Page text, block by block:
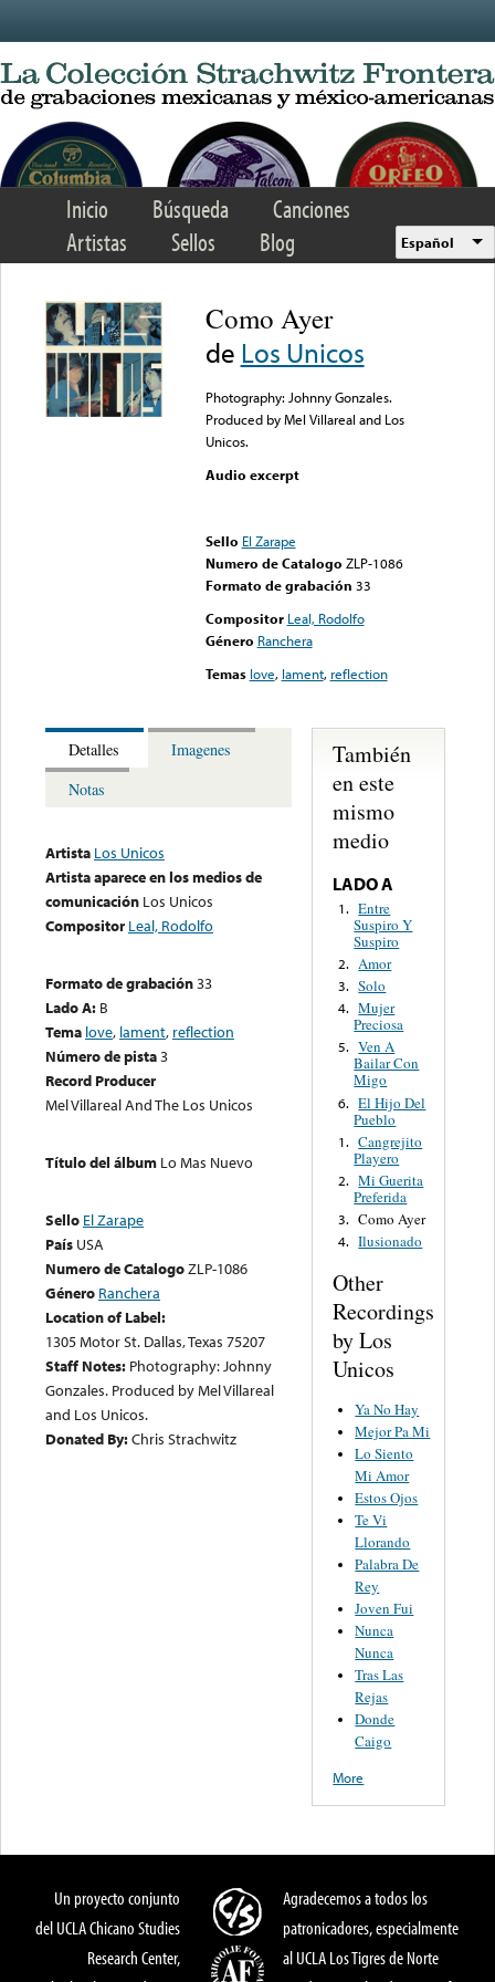
Inicio Búsqueda
Canciones
Artistas
Sellos Blog Español
Como Ayer
de Los Unicos
Photography: Johnny Gonzales.
Produced by Mel Villareal and Los
Unicos.
Audio excerpt
Sello El Zarape
Numero de Catalogo ZLP-1086
Formato de grabación 33
Compositor Leal, Rodolfo
Género Ranchera
Temas love, lament, reflection
Detalles
Imagenes
Notas
Artista Los Unicos
Artista aparece en los medios de
comunicación Los Unicos
Compositor Leal, Rodolfo
Formato de grabación33
Lado A: B
Tema love, lament, reflection
Número de pista3
Record Producer
Mel Villareal And The Los Unicos
Título del álbum Lo Mas Nuevo
Sello El Zarape
País USA
Numero de CatalogoZLP-1086
Género Ranchera
Location of Label:
1305 Motor St. Dallas, Texas 75207
Staff Notes: Photography: Johnny
Gonzales. Produced by Mel Villareal
and Los Unicos.
Donated By:Chris Strachwitz
También
en este
mismo
medio
LADO A
1. Entre
Suspiro Y
Suspiro
2. Amor
3. Solo
4. Mujer
Preciosa
5. Ven A
Bailar Con
Migo
6. El Hijo Del
Pueblo
1. Cangrejito
Playero
2. Mi Guerita
Preferida
3. Como Ayer
4. Ilusionado
Other
Recordings
by Los
Unicos
Ya No Hay
Mejor Pa Mi
Lo Siento
Mi Amor
Estos Ojos
Te Vi
Llorando
Palabra De
Rey
Joven Fui
Nunca
Nunca
Tras Las
Rejas
Donde
Caigo
More
Un proyecto conjunto
del UCLA Chicano Studies
Research Center,
Agradecemos a todos los
patronicadores, especialmente
al UCLA Los Tigres de Norte